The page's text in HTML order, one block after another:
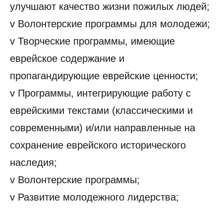
улучшают качество жизни пожилых людей;
v Волонтерские программы для молодежи;
v Творческие программы, имеющие
еврейское содержание и
пропагандирующие еврейские ценности;
v Программы, интегрирующие работу с
еврейскими текстами (классическими и
современными) и/или направленные на
сохранение еврейского исторического
наследия;
v Волонтерские программы;
v Развитие молодежного лидерства;